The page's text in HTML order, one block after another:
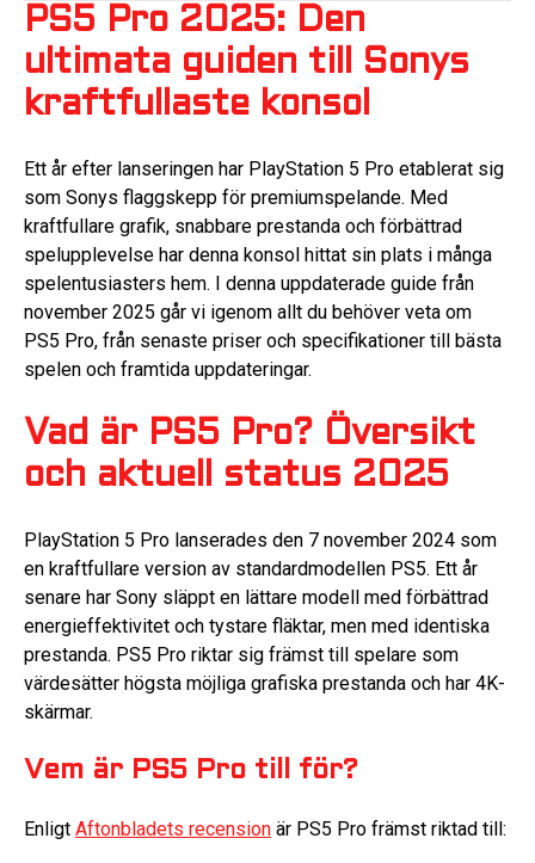
PS5 Pro 2025: Den
ultimata guiden till Sonys
kraftfullaste konsol
Ett år efter lanseringen har PlayStation 5 Pro etablerat sig
som Sonys flaggskepp för premiumspelande. Med
kraftfullare grafik, snabbare prestanda och förbättrad
spelupplevelse har denna konsol hittat sin plats i många
spelentusiasters hem. I denna uppdaterade guide från
november 2025 går vi igenom allt du behöver veta om
PS5 Pro, från senaste priser och specifikationer till bästa
spelen och framtida uppdateringar.
Vad är PS5 Pro? Översikt
och aktuell status 2025
PlayStation 5 Pro lanserades den 7 november 2024 som
en kraftfullare version av standardmodellen PS5. Ett år
senare har Sony släppt en lättare modell med förbättrad
energieffektivitet och tystare fläktar, men med identiska
prestanda. PS5 Pro riktar sig främst till spelare som
värdesätter högsta möjliga grafiska prestanda och har 4K-
skärmar.
Vem är PS5 Pro till för?
Enligt Aftonbladets recension är PS5 Pro främst riktad till: